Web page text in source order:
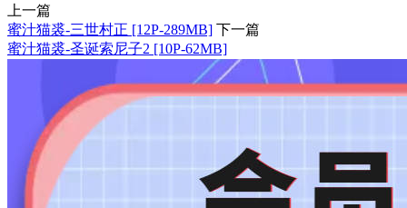
上一篇
蜜汁猫裘-三世村正 [12P-289MB] 下一篇
蜜汁猫裘-圣诞索尼子2 [10P-62MB]